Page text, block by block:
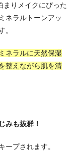
まりメイクにぴった
ネラルトーンアッ
。
ネラルに天然保湿
整えながら肌を清
みも抜群！
ープされます。